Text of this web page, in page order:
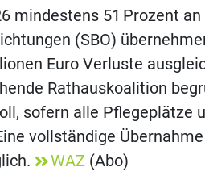
mindestens 51 Prozent
(SBO)
Euro Verluste
Rathauskoalition
sofern alle Pflegeplätze
vollständige
WAZ (Abo)